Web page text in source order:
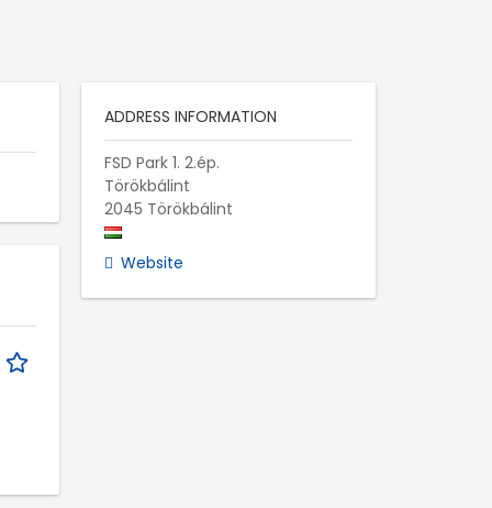
ADDRESS INFORMATION
FSD Park 1. 2.ép.
Törökbálint
2045 Törökbálint
Website